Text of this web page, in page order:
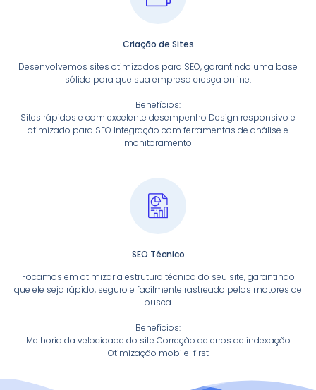
Criação de Sites
Desenvolvemos sites otimizados para SEO, garantindo uma base
sólida para que sua empresa cresça online.
Benefícios:
Sites rápidos e com excelente desempenho Design responsivo e
otimizado para SEO Integração com ferramentas de análise e
monitoramento
SEO Técnico
Focamos em otimizar a estrutura técnica do seu site, garantindo
que ele seja rápido, seguro e facilmente rastreado pelos motores de
busca.
Benefícios:
Melhoria da velocidade do site Correção de erros de indexação
Otimização mobile-first